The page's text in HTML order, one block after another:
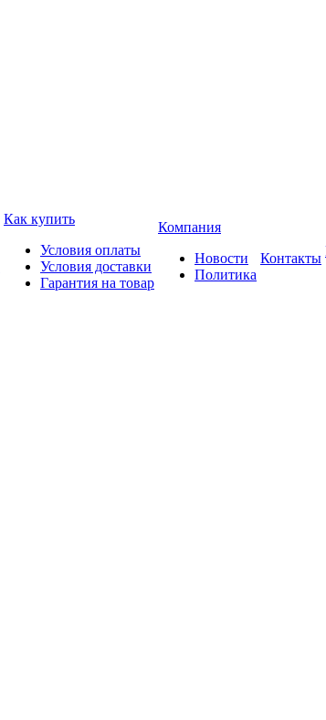
Как купить
Условия оплаты
Условия доставки
Гарантия на товар
Компания
Новости
Политика
Контакты